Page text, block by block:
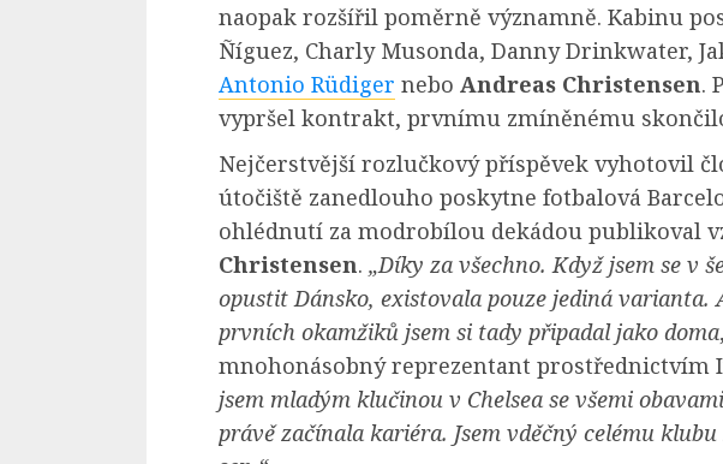
naopak rozšířil poměrně významně. Kabinu
Ñíguez, Charly Musonda, Danny Drinkwater,
Antonio Rüdiger nebo Andreas Christensen.
vypršel kontrakt, prvnímu zmíněnému
Nejčerstvější rozlučkový příspěvek vyhotovil
útočiště zanedlouho poskytne fotbalová
ohlédnutí za modrobílou dekádou publikoval
Christensen. „Díky za všechno. Když jsem se v
opustit Dánsko, existovala pouze jediná varianta.
prvních okamžiků jsem si tady připadal jako doma
mnohonásobný reprezentant prostřednictvím
jsem mladým klučinou v Chelsea se všemi
právě začínala kariéra. Jsem vděčný celému